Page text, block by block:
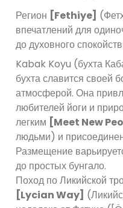
Регион [Fethiye]
впечатлений для
до духовного
Kabak Koyu (бухта
бухта славится своей
атмосферой. Она
любителей йоги и
легким [Meet New
людьми) и
Размещение
до простых бунгало.
Поход по Ликийской
[Lycian Way]